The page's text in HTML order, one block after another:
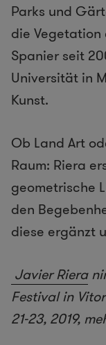
Parks und
die
Spanier seit
Universität in
Kunst.
Ob Land Art
Raum: Riera
geometrische
den
diese ergänzt
Javier Riera
Festival in
21-23, 2019,